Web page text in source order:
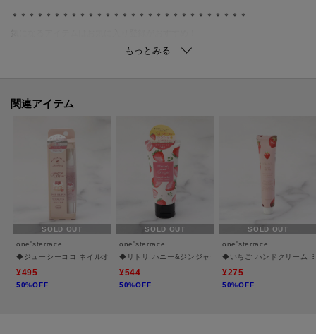
＊＊＊＊＊＊＊＊＊＊＊＊＊＊＊＊＊＊＊＊＊＊＊＊＊＊＊＊
値下げ情報や在庫状況など新着情報をメルマガにてお知らせ！
＊＊＊＊＊＊＊＊＊＊＊＊＊＊＊＊＊＊＊＊＊＊＊＊＊＊＊＊
※照明の関係により、実際よりも色味が違って見える場合があります。ま
た、パソコン・スマートフォンなどの環境により、若干製品と画像のカラー
が異なる場合もございます。
関連アイテム
SOLD OUT
one'sterrace
◆ジューシーココ ネイルオイルペン イチゴ
¥495
50%OFF
SOLD OUT
one'sterrace
◆リトリ ハニー&ジンジャーハンドクリーム 苺
¥544
50%OFF
SOLD OUT
one'sterrace
◆いちご ハンドクリーム
¥275
50%OFF